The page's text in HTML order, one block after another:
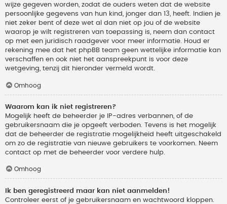
wijze gegeven worden, zodat de ouders weten dat de website
persoonlijke gegevens van hun kind, jonger dan 13, heeft. Indien je
niet zeker bent of deze wet al dan niet op jou of de website
waarop je wilt registreren van toepassing is, neem dan contact
op met een juridisch raadgever voor meer informatie. Houd er
rekening mee dat het phpBB team geen wettelijke informatie kan
verschaffen en ook niet het aanspreekpunt is voor deze
wetgeving, tenzij dit hieronder vermeld wordt.
Omhoog
Waarom kan ik niet registreren?
Mogelijk heeft de beheerder je IP-adres verbannen, of de
gebruikersnaam die je opgeeft verboden. Tevens is het mogelijk
dat de beheerder de registratie mogelijkheid heeft uitgeschakeld
om zo de registratie van nieuwe gebruikers te voorkomen. Neem
contact op met de beheerder voor verdere hulp.
Omhoog
Ik ben geregistreerd maar kan niet aanmelden!
Controleer eerst of je gebruikersnaam en wachtwoord kloppen.